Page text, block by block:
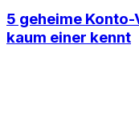
5 geheime
kaum einer kennt